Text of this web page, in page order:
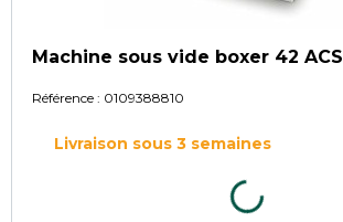
Machine sous vide boxer 42 ACS
Référence : 0109388810
Livraison sous 3 semaines